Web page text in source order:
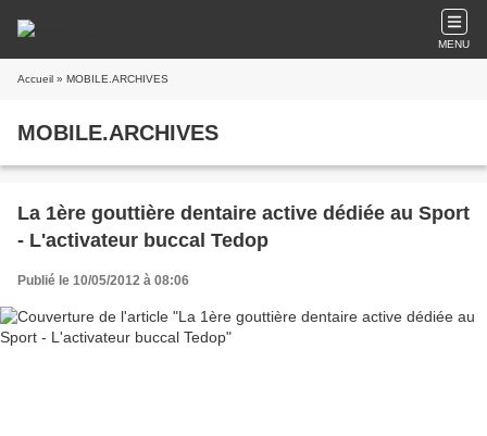
MENU
Accueil » MOBILE.ARCHIVES
MOBILE.ARCHIVES
La 1ère gouttière dentaire active dédiée au Sport
- L'activateur buccal Tedop
Publié le 10/05/2012 à 08:06